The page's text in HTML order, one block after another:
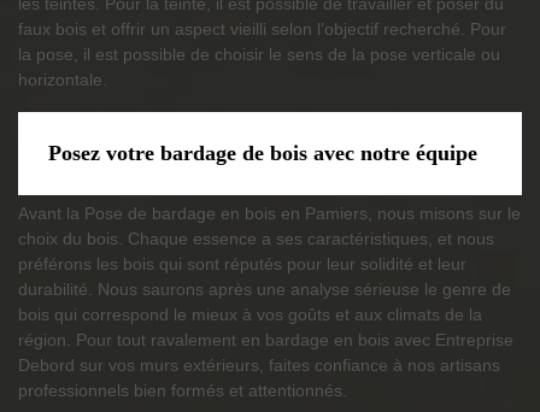
les teintes. Pour la teinte, il est possible de travailler et poser du
faux bois et offrir un aspect vieilli selon l’objectif recherché. Pour
la pose, il est possible de choisir le sens de la pose verticale ou
horizontale.
Posez votre bardage de bois avec notre équipe
Avant la Pose de bardage en bois en Pamiers, nous misons sur le
choix du bois. Chaque essence a ses caractéristiques, et nous
préférons les bois qui sont réputés pour leur solidité et leur
durabilité. Nous saurons après une analyse sérieuse le genre de
bois qui correspond le mieux à vos goûts et aux climats de la
région. Pour tout ravalement en bardage en bois avec Entreprise
Debord sur vos murs extérieurs, faites confiance à nos artisans
professionnels bien formés et attentionnés.